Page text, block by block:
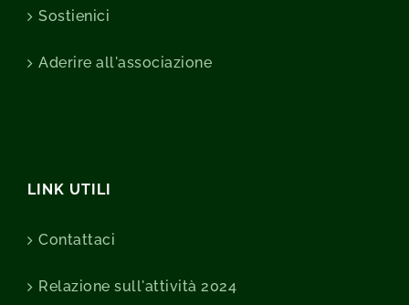
Sostienici
Aderire all'associazione
LINK UTILI
Contattaci
Relazione sull'attività 2024